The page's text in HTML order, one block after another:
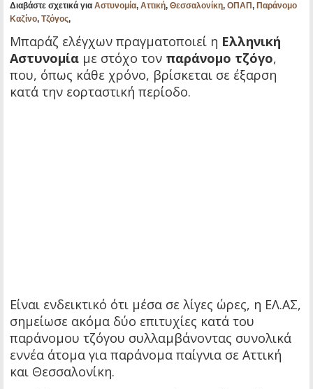
Διαβάστε σχετικά για Αστυνομία, Αττική, Θεσσαλονίκη, ΟΠΑΠ, Παράνομο
Καζίνο, Τζόγος,
Μπαράζ ελέγχων πραγματοποιεί η Ελληνική
Αστυνομία με στόχο τον παράνομο τζόγο,
που, όπως κάθε χρόνο, βρίσκεται σε έξαρση
κατά την εορταστική περίοδο.
Είναι ενδεικτικό ότι μέσα σε λίγες ώρες, η ΕΛ.ΑΣ,
σημείωσε ακόμα δύο επιτυχίες κατά του
παράνομου τζόγου συλλαμβάνοντας συνολικά
εννέα άτομα για παράνομα παίγνια σε Αττική
και Θεσσαλονίκη.